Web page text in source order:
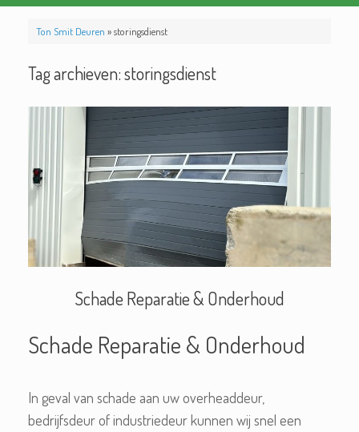
Ton Smit Deuren »storingsdienst
Tag archieven:storingsdienst
Schade Reparatie & Onderhoud
Schade Reparatie & Onderhoud
In geval van schade aan uw overheaddeur,
bedrijfsdeur of industriedeur kunnen wij snel een